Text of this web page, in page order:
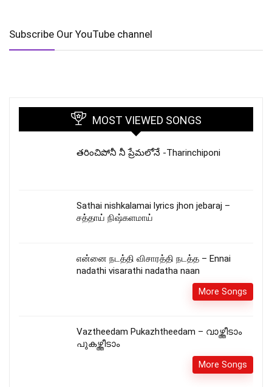
Subscribe Our YouTube channel
MOST VIEWED SONGS
తరించిపోనీ నీ ప్రేమలోనే -Tharinchiponi
Sathai nishkalamai lyrics jhon jebaraj –
சத்தாய் நிஷ்களமாய்
என்னை நடத்தி விசாரத்தி நடத்த – Ennai
nadathi visarathi nadatha naan
More Songs
Vaztheedam Pukazhtheedam – വാഴ്ത്തീടാം
പുകഴ്ത്തീടാം
More Songs